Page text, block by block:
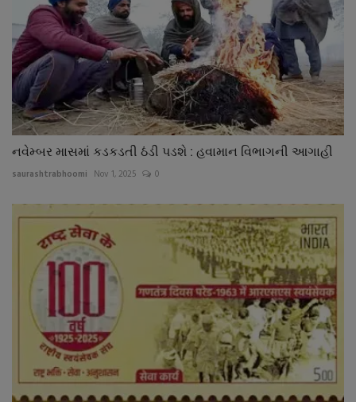
નવેમ્બર માસમાં કડકડતી ઠંડી પડશે : હવામાન વિભાગની આગાહી
saurashtrabhoomi Nov 1, 2025 0